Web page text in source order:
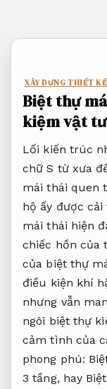
nội
XÂY DỰNG THIẾT
Biệt thự
kiệm vật tư
Lối kiến trúc
chữ S từ xưa
mái thái quen
hộ ấy được
mái thái hiện
chiếc hồn của
của biệt thự
điều kiện khí
nhưng vẫn
ngôi biệt thự
cảm tình của
phong phú:
3 tầng, hay